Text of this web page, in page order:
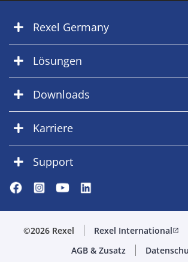
Rexel Germany
Lösungen
Downloads
Karriere
Support
©2026 Rexel Rexel Internationalopen_in_new
AGB & Zusatz